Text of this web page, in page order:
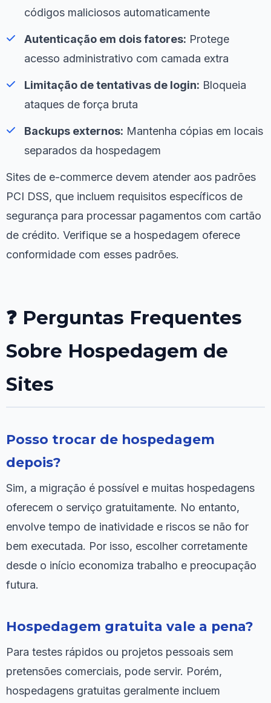
códigos maliciosos automaticamente
Autenticação em dois fatores: Protege
acesso administrativo com camada extra
Limitação de tentativas de login: Bloqueia
ataques de força bruta
Backups externos: Mantenha cópias em locais
separados da hospedagem
Sites de e-commerce devem atender aos padrões
PCI DSS, que incluem requisitos específicos de
segurança para processar pagamentos com cartão
de crédito. Verifique se a hospedagem oferece
conformidade com esses padrões.
❓ Perguntas Frequentes
Sobre Hospedagem de
Sites
Posso trocar de hospedagem
depois?
Sim, a migração é possível e muitas hospedagens
oferecem o serviço gratuitamente. No entanto,
envolve tempo de inatividade e riscos se não for
bem executada. Por isso, escolher corretamente
desde o início economiza trabalho e preocupação
futura.
Hospedagem gratuita vale a pena?
Para testes rápidos ou projetos pessoais sem
pretensões comerciais, pode servir. Porém,
hospedagens gratuitas geralmente incluem